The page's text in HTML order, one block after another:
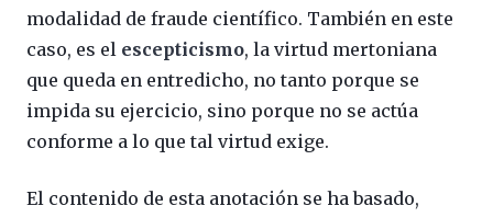
modalidad de fraude científico. También en este
caso, es el escepticismo, la virtud mertoniana
que queda en entredicho, no tanto porque se
impida su ejercicio, sino porque no se actúa
conforme a lo que tal virtud exige.
El contenido de esta anotación se ha basado,